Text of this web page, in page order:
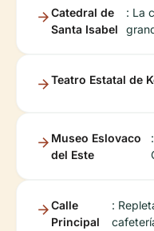
Catedral de
Santa Isabel
: La
Teatro Estatal de
Museo Eslovaco
del Este
Calle
Principal
: